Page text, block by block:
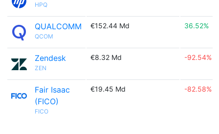
HPQ
QUALCOMM
QCOM
€152.44 Md 36.52%
Zendesk
ZEN
€8.32 Md -92.54%
Fair Isaac
(FICO)
FICO
€19.45 Md -82.58%